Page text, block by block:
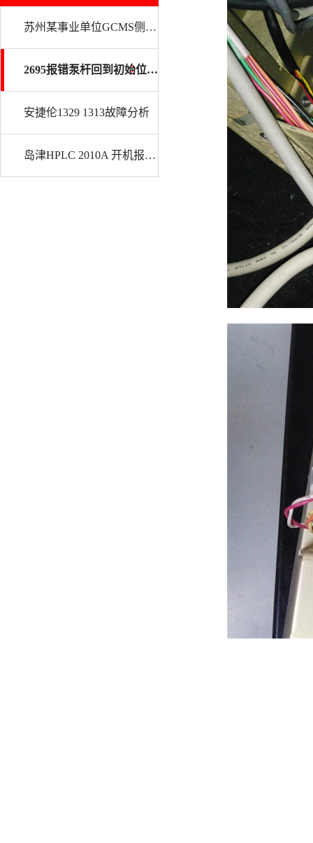
苏州某事业单位GCMS侧板及副作用的维修
2695报错泵杆回到初始位置失败(0)
安捷伦1329 1313故障分析
岛津HPLC 2010A 开机报错NO NEEDLE HOM